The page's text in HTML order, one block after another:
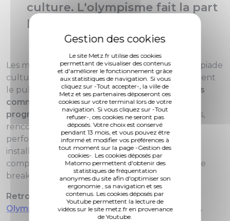
Le site Metz.fr utilise des cookies
permettant de visualiser des contenus
et d'améliorer le fonctionnement grâce
aux statistiques de navigation. Si vous
cliquez sur -Tout accepter-, la ville de
Metz et ses partenaires déposeront ces
cookies sur votre terminal lors de votre
navigation. Si vous cliquez sur -Tout
refuser-, ces cookies ne seront pas
déposés. Votre choix est conservé
pendant 13 mois, et vous pouvez être
informé et modifier vos préférences à
tout moment sur la page -Gestion des
cookies-. Les cookies déposés par
Matomo permettent d'obtenir des
statistiques de fréquentation
anonymes du site afin d'optimiser son
ergonomie , sa navigation et ses
contenus. Les cookies déposés par
Youtube permettent la lecture de
vidéos sur le site metz.fr en provenance
de Youtube.
culture. L'olympisme fait la part
belle aux arts !
Les médiathèques de Metz se joignent à l'Olympiade
culturelle nationale du 29 mai au 15 juin et invitent
le public à
l'exploration des liens et des valeurs
communes entre arts et sports à travers une
programmation festive et inclusive: spectacles,
rencontre d'auteur, ateliers, animations,
performance de kenjutsu et de danse butô,
installation de papier augmentée participative,
compétition e-sport, initiation et performance de
breaking…
Retrouvez
toute la programmation de cette
Olympiade culturelle sur le site web des BMM .